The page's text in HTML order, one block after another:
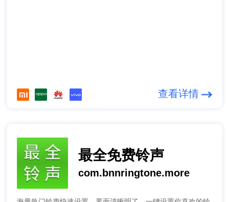
查看详情
最全免费铃声
com.bnnringtone.more